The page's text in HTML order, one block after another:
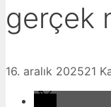
gerçek
16. aralık 202521